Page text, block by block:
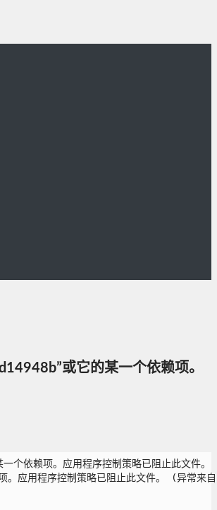
或它的某一个依赖项。
项。应用程序控制策略已阻止此文件。 (
程序控制策略已阻止此文件。 (异常来自